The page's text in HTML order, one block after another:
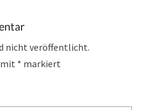
nicht veröffentlicht.
* markiert